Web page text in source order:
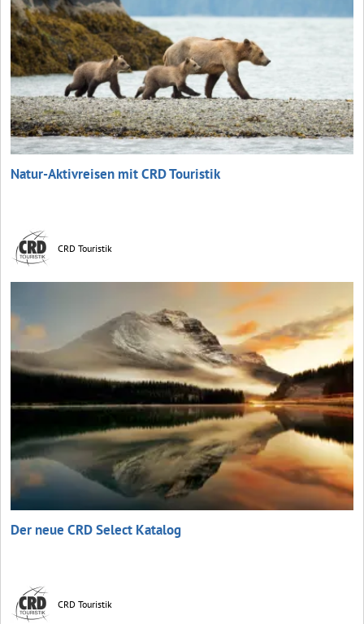
Natur-Aktivreisen mit CRD Touristik
CRD Touristik
Der neue CRD Select Katalog
CRD Touristik